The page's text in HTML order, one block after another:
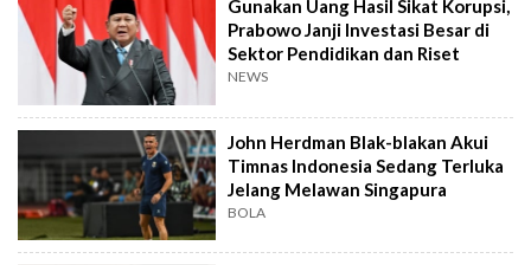
Gunakan Uang Hasil Sikat Korupsi,
Prabowo Janji Investasi Besar di
Sektor Pendidikan dan Riset
NEWS
John Herdman Blak-blakan Akui
Timnas Indonesia Sedang Terluka
Jelang Melawan Singapura
BOLA